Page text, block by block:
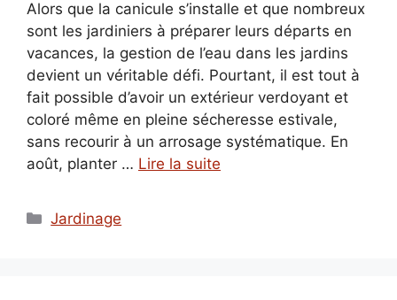
Alors que la canicule s’installe et que nombreux
sont les jardiniers à préparer leurs départs en
vacances, la gestion de l’eau dans les jardins
devient un véritable défi. Pourtant, il est tout à
fait possible d’avoir un extérieur verdoyant et
coloré même en pleine sécheresse estivale,
sans recourir à un arrosage systématique. En
août, planter … Lire la suite
Catégories
Jardinage